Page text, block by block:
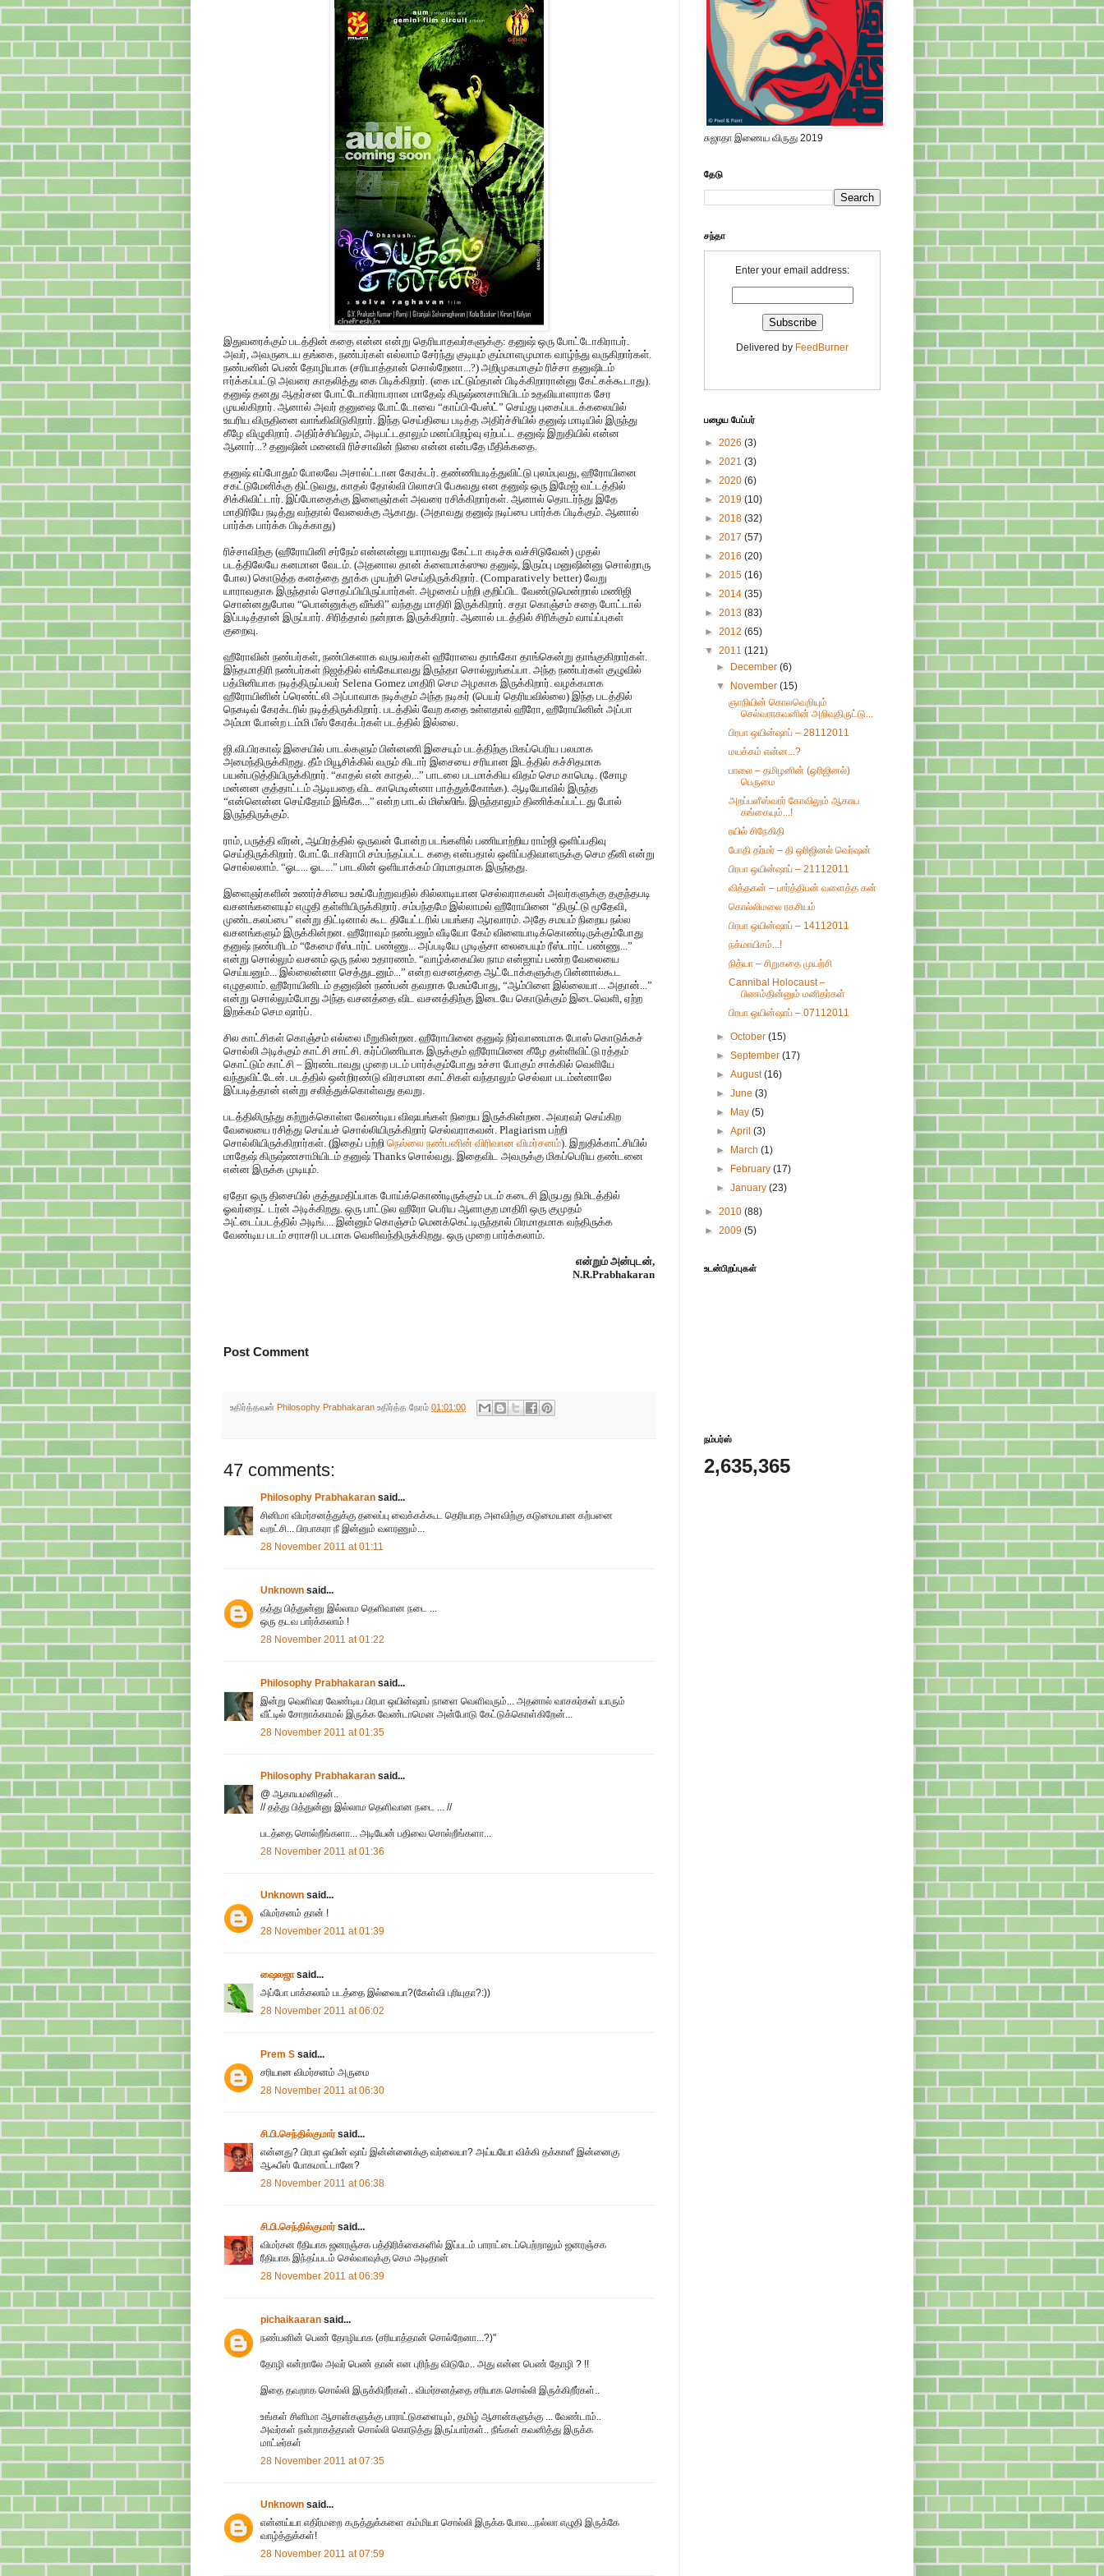
இதுவரைக்கும் படத்தின் கதை என்ன என்று தெரியாதவர்களுக்கு: தனுஷ் ஒரு போட்டோகிராபர்.
அவர், அவருடைய தங்கை, நண்பர்கள் எல்லாம் சேர்ந்து குடியும் கும்மாளமுமாக வாழ்ந்து வருகிறார்கள்.
நண்பனின் பெண் தோழியாக (சரியாத்தான் சொல்றேனா...?) அறிமுகமாகும் ரிச்சா தனுஷிடம்
ஈர்க்கப்பட்டு அவரை காதலித்து கை பிடிக்கிறார். (கை மட்டும்தான் பிடிக்கிறாரான்னு கேட்கக்கூடாது).
தனுஷ் தனது ஆதர்சன போட்டோகிராபரான மாதேஷ் கிருஷ்ணசாமியிடம் உதவியாளராக சேர
முயல்கிறார். ஆனால் அவர் தனுஷை போட்டோவை “காப்பி-பேஸ்ட்” செய்து புகைப்படக்கலையில்
உயரிய விருதினை வாங்கிவிடுகிறார். இந்த செய்தியை படித்த அதிர்ச்சியில் தனுஷ் மாடியில் இருந்து
கீழே விழுகிறார். அதிர்ச்சியிலும், அடிபட்டதாலும் மனப்பிறழ்வு ஏற்பட்ட தனுஷ் இறுதியில் என்ன
ஆனார்...? தனுஷின் மனைவி ரிச்சாவின் நிலை என்ன என்பதே மீதிக்கதை.
தனுஷ் எப்போதும் போலவே அசால்ட்டான கேரக்டர். தண்ணியடித்துவிட்டு புலம்புவது, ஹீரோயினை
சகட்டுமேனிக்கு திட்டுவது, காதல் தோல்வி பிலாசபி பேசுவது என தனுஷ் ஒரு இமேஜ் வட்டத்தில்
சிக்கிவிட்டார். இப்போதைக்கு இளைஞர்கள் அவரை ரசிக்கிறார்கள். ஆனால் தொடர்ந்து இதே
மாதிரியே நடித்து வந்தால் வேலைக்கு ஆகாது. (அதாவது தனுஷ் நடிப்பை பார்க்க பிடிக்கும். ஆனால்
பார்க்க பார்க்க பிடிக்காது)
ரிச்சாவிற்கு (ஹீரோயினி சர்நேம் என்னன்னு யாராவது கேட்டா கடிச்சு வச்சிடுவேன்) முதல்
படத்திலேயே கனமான வேடம். (அதனால தான் க்ளைமாக்ஸுல தனுஷ், இரும்பு மனுஷின்னு சொல்றாரு
போல) கொடுத்த கனத்தை தூக்க முயற்சி செய்திருக்கிறார். (Comparatively better) வேறு
யாராவதாக இருந்தால் சொதப்பியிருப்பார்கள். அழகைப் பற்றி குறிப்பிட வேண்டுமென்றால் மணிஜி
சொன்னதுபோல “பொன்னுக்கு வீங்கி” வந்தது மாதிரி இருக்கிறார். சதா கொஞ்சம் சதை போட்டால்
இப்படித்தான் இருப்பார். சிரித்தால் நன்றாக இருக்கிறார். ஆனால் படத்தில் சிரிக்கும் வாய்ப்புகள்
குறைவு.
ஹீரோவின் நண்பர்கள், நண்பிகளாக வருபவர்கள் ஹீரோவை தாங்கோ தாங்கென்று தாங்குகிறார்கள்.
இந்தமாதிரி நண்பர்கள் நிஜத்தில் எங்கேயாவது இருந்தா சொல்லுங்கப்பா. அந்த நண்பர்கள் குழுவில்
பத்மினியாக நடித்திருப்பவர் Selena Gomez மாதிரி செம அழகாக இருக்கிறார். வழக்கமாக
ஹீரோயினின் ப்ரெண்ட்லி அப்பாவாக நடிக்கும் அந்த நடிகர் (பெயர் தெரியவில்லை) இந்த படத்தில்
நெகடிவ் கேரக்டரில் நடித்திருக்கிறார். படத்தில் வேற கதை உள்ளதால் ஹீரோ, ஹீரோயினின் அப்பா
அம்மா போன்ற டம்மி பீஸ் கேரக்டர்கள் படத்தில் இல்லை.
ஜி.வி.பிரகாஷ் இசையில் பாடல்களும் பின்னணி இசையும் படத்திற்கு மிகப்பெரிய பலமாக
அமைந்திருக்கிறது. தீம் மியூசிக்கில் வரும் கிடார் இசையை சரியான இடத்தில் கச்சிதமாக
பயன்படுத்தியிருக்கிறார். “காதல் என் காதல்...” பாடலை படமாக்கிய விதம் செம காமெடி. (சோழ
மன்னன குத்தாட்டம் ஆடியதை விட காமெடின்னா பாத்துக்கோங்க). ஆடியோவில் இருந்த
“என்னென்ன செய்தோம் இங்கே...” என்ற பாடல் மிஸ்ஸிங். இருந்தாலும் திணிக்கப்பட்டது போல்
இருந்திருக்கும்.
ராம், பருத்தி வீரன், ஆயிரத்தில் ஒருவன் போன்ற படங்களில் பணியாற்றிய ராம்ஜி ஒளிப்பதிவு
செய்திருக்கிறார். போட்டோகிராபி சம்பந்தப்பட்ட கதை என்பதால் ஒளிப்பதிவாளருக்கு செம தீனி என்று
சொல்லலாம். “ஓட... ஓட...” பாடலின் ஒளியாக்கம் பிரமாதமாக இருந்தது.
இளைஞர்களின் உணர்ச்சியை உசுப்பேற்றுவதில் கில்லாடியான செல்வராகவன் அவர்களுக்கு தகுந்தபடி
வசனங்களையும் எழுதி தள்ளியிருக்கிறார். சம்பந்தமே இல்லாமல் ஹீரோயினை “திருட்டு மூதேவி,
முண்டகலப்பை” என்று திட்டினால் கூட தியேட்டரில் பயங்கர ஆரவாரம். அதே சமயம் நிறைய நல்ல
வசனங்களும் இருக்கின்றன. ஹீரோவும் நண்பனும் வீடியோ கேம் விளையாடிக்கொண்டிருக்கும்போது
தனுஷ் நண்பரிடம் “கேமை ரீஸ்டார்ட் பண்ணு... அப்படியே முடிஞ்சா லைபையும் ரீஸ்டார்ட் பண்ணு...”
என்று சொல்லும் வசனம் ஒரு நல்ல உதாரணம். “வாழ்க்கையில நாம என்ஜாய் பண்ற வேலையை
செய்யனும்... இல்லைன்னா செத்துடனும்...” என்ற வசனத்தை ஆட்டோக்களுக்கு பின்னால்கூட
எழுதலாம். ஹீரோயினிடம் தனுஷின் நண்பன் தவறாக பேசும்போது, “ஆம்பிளை இல்லையா... அதான்...”
என்று சொல்லும்போது அந்த வசனத்தை விட வசனத்திற்கு இடையே கொடுக்கும் இடைவெளி, ஏற்ற
இறக்கம் செம ஷார்ப்.
சில காட்சிகள் கொஞ்சம் எல்லை மீறுகின்றன. ஹீரோயினை தனுஷ் நிர்வாணமாக போஸ் கொடுக்கச்
சொல்லி அடிக்கும் காட்சி சாட்சி. கர்ப்பிணியாக இருக்கும் ஹீரோயினை கீழே தள்ளிவிட்டு ரத்தம்
கொட்டும் காட்சி – இரண்டாவது முறை படம் பார்க்கும்போது உச்சா போகும் சாக்கில் வெளியே
வந்துவிட்டேன். படத்தில் ஒன்றிரண்டு விரசமான காட்சிகள் வந்தாலும் செல்வா படம்ன்னாலே
இப்படித்தான் என்று சலித்துக்கொள்வது தவறு.
படத்திலிருந்து கற்றுக்கொள்ள வேண்டிய விஷயங்கள் நிறைய இருக்கின்றன. அவரவர் செய்கிற
வேலையை ரசித்து செய்யச் சொல்லியிருக்கிறார் செல்வராகவன். Plagiarism பற்றி
சொல்லியிருக்கிறார்கள். (இதைப் பற்றி நெல்லை நண்பனின் விரிவான விமர்சனம்). இறுதிக்காட்சியில்
மாதேஷ் கிருஷ்ணசாமியிடம் தனுஷ் Thanks சொல்வது. இதைவிட அவருக்கு மிகப்பெரிய தண்டனை
என்ன இருக்க முடியும்.
ஏதோ ஒரு திசையில் குத்துமதிப்பாக போய்க்கொண்டிருக்கும் படம் கடைசி இருபது நிமிடத்தில்
ஓவர்நைட் டர்ன் அடிக்கிறது. ஒரு பாட்டுல ஹீரோ பெரிய ஆளாகுற மாதிரி ஒரு குமுதம்
அட்டைப்படத்தில் அடிங்.... இன்னும் கொஞ்சம் மெனக்கெட்டிருந்தால் பிரமாதமாக வந்திருக்க
வேண்டிய படம் சராசரி படமாக வெளிவந்திருக்கிறது. ஒரு முறை பார்க்கலாம்.
என்றும் அன்புடன்,
N.R.Prabhakaran
Post Comment
உதிர்த்தவன் Philosophy Prabhakaran உதிர்த்த நேரம் 01:01:00
47 comments:
Philosophy Prabhakaran said...
சினிமா விமர்சனத்துக்கு தலைப்பு வைக்கக்கூட தெரியாத அளவிற்கு கடுமையான கற்பனை
வறட்சி... பிரபாகரா நீ இன்னும் வளரணும்...
28 November 2011 at 01:11
Unknown said...
தத்து பித்துன்னு இல்லாம தெளிவான நடை ...
ஒரு தடவ பார்க்கலாம் !
28 November 2011 at 01:22
Philosophy Prabhakaran said...
இன்று வெளிவர வேண்டிய பிரபா ஒயின்ஷாப் நாளை வெளிவரும்... அதனால் வாசகர்கள் யாரும்
வீட்டில் சோறாக்காமல் இருக்க வேண்டாமென அன்போடு கேட்டுக்கொள்கிறேன்...
28 November 2011 at 01:35
Philosophy Prabhakaran said...
@ ஆகாயமனிதன்..
// தத்து பித்துன்னு இல்லாம தெளிவான நடை ... //
படத்தை சொல்றீங்களா... அடியேன் பதிவை சொல்றீங்களா...
28 November 2011 at 01:36
Unknown said...
விமர்சனம் தான் !
28 November 2011 at 01:39
ஷைலஜாsaid...
அப்போ பாக்கலாம் படத்தை இல்லையா?(கேள்வி புரியுதா?:))
28 November 2011 at 06:02
Prem S said...
சரியான விமர்சனம் அருமை
28 November 2011 at 06:30
சி.பி.செந்தில்குமார்said...
என்னது? பிரபா ஒயின் ஷாப் இன்ன்னைக்கு வர்லையா? அய்யயோ விக்கி தக்காளீ இன்னைகு
ஆஃபீஸ் போகமாட்டானே?
28 November 2011 at 06:38
சி.பி.செந்தில்குமார்said...
விமர்சன ரீதியாக ஜனரஞ்சக பத்திரிக்கைகளில் இப்படம் பாராட்டைப்பெற்றாலும் ஜனரஞ்சக
ரீதியாக இந்தப்படம் செல்வாவுக்கு செம அடிதான்
28 November 2011 at 06:39
pichaikaaran said...
நண்பனின் பெண் தோழியாக (சரியாத்தான் சொல்றேனா...?)"
தோழி என்றாலே அவர் பெண் தான் என புரிந்து விடுமே.. அது என்ன பெண் தோழி ? !!
இதை தவறாக சொல்லி இருக்கிறீர்கள்.. விமர்சனத்தை சரியாக சொல்லி இருக்கிறீர்கள்..
உங்கள் சினிமா ஆசான்களுக்கு பாராட்டுகளையும், தமிழ் ஆசான்களுக்கு ... வேண்டாம்..
அவர்கள் நன்றாகத்தான் சொல்லி கொடுத்து இருப்பார்கள்.. நீங்கள் கவனித்து இருக்க
மாட்டீர்கள்
28 November 2011 at 07:35
Unknown said...
என்னய்யா எதிர்மறை கருத்துக்களை கம்மியா சொல்லி இருக்க போல...நல்லா எழுதி இருக்கே
வாழ்த்துக்கள்!
28 November 2011 at 07:59
சுஜாதா இணைய விருது 2019
தேடு
சந்தா
Enter your email address:
Delivered by FeedBurner
பழைய பேப்பர்
► 2026 (3)
► 2021 (3)
► 2020 (6)
► 2019 (10)
► 2018 (32)
► 2017 (57)
► 2016 (20)
► 2015 (16)
► 2014 (35)
► 2013 (83)
► 2012 (65)
▼ 2011 (121)
►
December(6)
▼
November(15)
ஞாநியின் கொலவெறியும்
செல்வராகவனின் அறிவுதிருட்டு...
பிரபா ஒயின்ஷாப் – 28112011
மயக்கம் என்ன...?
பாலை – தமிழனின் (ஒரிஜினல்)
பெருமை
அறப்பளீஸ்வரர் கோவிலும் ஆகாய
கங்கையும்...!
ரயில் சிநேகிதி
போதி தர்மர் – தி ஒரிஜினல் வெர்ஷன்
பிரபா ஒயின்ஷாப் – 21112011
வித்தகன் – பார்த்திபன் வளைத்த கன்
கொல்லிமலை ரகசியம்
பிரபா ஒயின்ஷாப் – 14112011
நக்மாயிசம்...!
நித்யா – சிறுகதை முயற்சி
Cannibal Holocaust –
பிணம்தின்னும் மனிதர்கள்
பிரபா ஒயின்ஷாப் – 07112011
►October(15)
►September(17)
►August(16)
►June(3)
►
May(5)
►April(3)
►
March(1)
►
February(17)
►January(23)
► 2010 (88)
► 2009 (5)
உடன்பிறப்புகள்
நம்பர்ஸ்
2,635,365